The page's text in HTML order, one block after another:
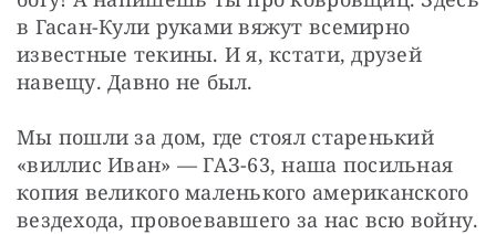
в Гасан-Кули руками вяжут всемирно
известные текины. И я, кстати, друзей
навещу. Давно не был.
Мы пошли за дом, где стоял старенький
«виллис Иван» — ГАЗ-63, наша посильная
копия великого маленького американского
вездехода, провоевавшего за нас всю войну.